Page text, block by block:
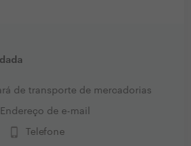
de transporte de mercadorias
Endereço de e-mail
phone_iphone Telefone